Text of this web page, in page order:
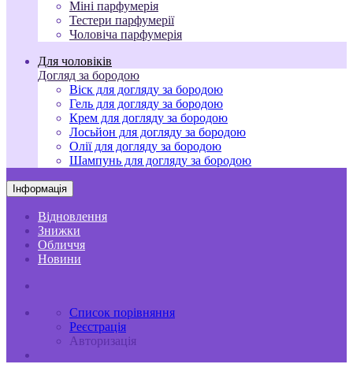
Міні парфумерія
Тестери парфумерії
Чоловіча парфумерія
Для чоловіків
Догляд за бородою
Віск для догляду за бородою
Гель для догляду за бородою
Крем для догляду за бородою
Лосьйон для догляду за бородою
Олії для догляду за бородою
Шампунь для догляду за бородою
Інформація
Відновлення
Знижки
Обличчя
Новини
Список порівняння
Реєстрація
Авторизація